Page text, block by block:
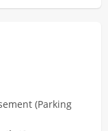
(Parking